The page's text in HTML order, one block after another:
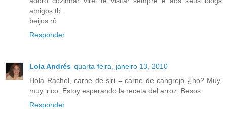
amigos tb.
beijos rô
Responder
Lola Andrés quarta-feira, janeiro 13, 2010
Hola Rachel, carne de siri = carne de cangrejo ¿no? Muy,
muy, rico. Estoy esperando la receta del arroz. Besos.
Responder